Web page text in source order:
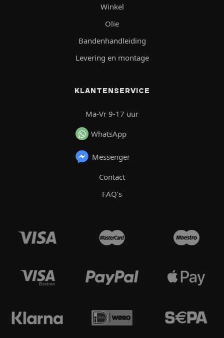
Winkel
Olie
Bandenhandleiding
Levering en montage
KLANTENSERVICE
Ma-Vr 9-17 uur
WhatsApp
Messenger
Contact
FAQ’s